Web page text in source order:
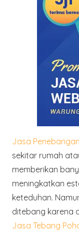
Jasa
sekitar rumah
memberikan
meningkatkan
keteduhan.
ditebang karena
Jasa Tebang